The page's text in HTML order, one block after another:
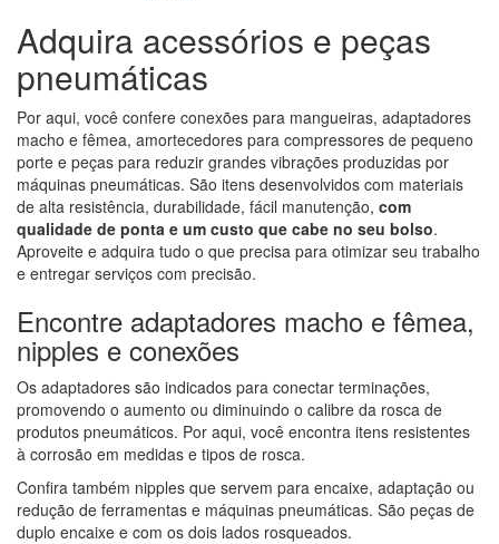
Adquira acessórios e peças
pneumáticas
Por aqui, você confere conexões para mangueiras, adaptadores
macho e fêmea, amortecedores para compressores de pequeno
porte e peças para reduzir grandes vibrações produzidas por
máquinas pneumáticas. São itens desenvolvidos com materiais
de alta resistência, durabilidade, fácil manutenção, com
qualidade de ponta e um custo que cabe no seu bolso.
Aproveite e adquira tudo o que precisa para otimizar seu trabalho
e entregar serviços com precisão.
Encontre adaptadores macho e fêmea,
nipples e conexões
Os adaptadores são indicados para conectar terminações,
promovendo o aumento ou diminuindo o calibre da rosca de
produtos pneumáticos. Por aqui, você encontra itens resistentes
à corrosão em medidas e tipos de rosca.
Confira também nipples que servem para encaixe, adaptação ou
redução de ferramentas e máquinas pneumáticas. São peças de
duplo encaixe e com os dois lados rosqueados.